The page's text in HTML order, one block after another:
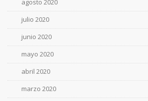
agosto 2020
julio 2020
junio 2020
mayo 2020
abril 2020
marzo 2020